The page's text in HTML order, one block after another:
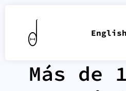
English
Más de